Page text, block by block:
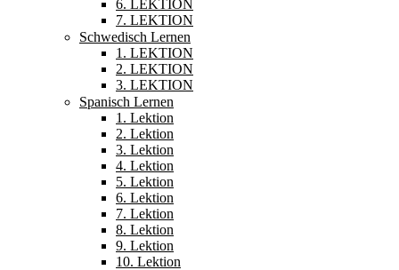
6. LEKTION
7. LEKTION
Schwedisch Lernen
1. LEKTION
2. LEKTION
3. LEKTION
Spanisch Lernen
1. Lektion
2. Lektion
3. Lektion
4. Lektion
5. Lektion
6. Lektion
7. Lektion
8. Lektion
9. Lektion
10. Lektion